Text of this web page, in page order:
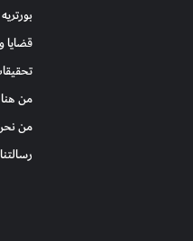
بورتريه
قضايا
من
من
رسالتنا